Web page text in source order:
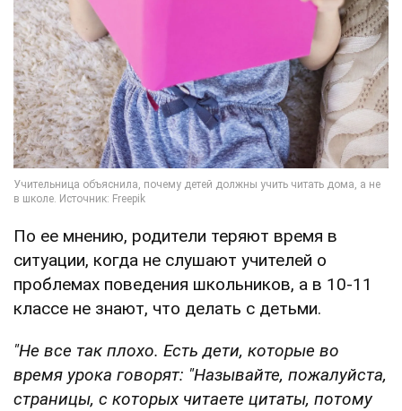
По ее мнению, родители теряют время в
ситуации, когда не слушают учителей о
проблемах поведения школьников, а в 10-11
классе не знают, что делать с детьми.
"Не все так плохо. Есть дети, которые во
время урока говорят: "Называйте, пожалуйста,
страницы, с которых читаете цитаты, потому